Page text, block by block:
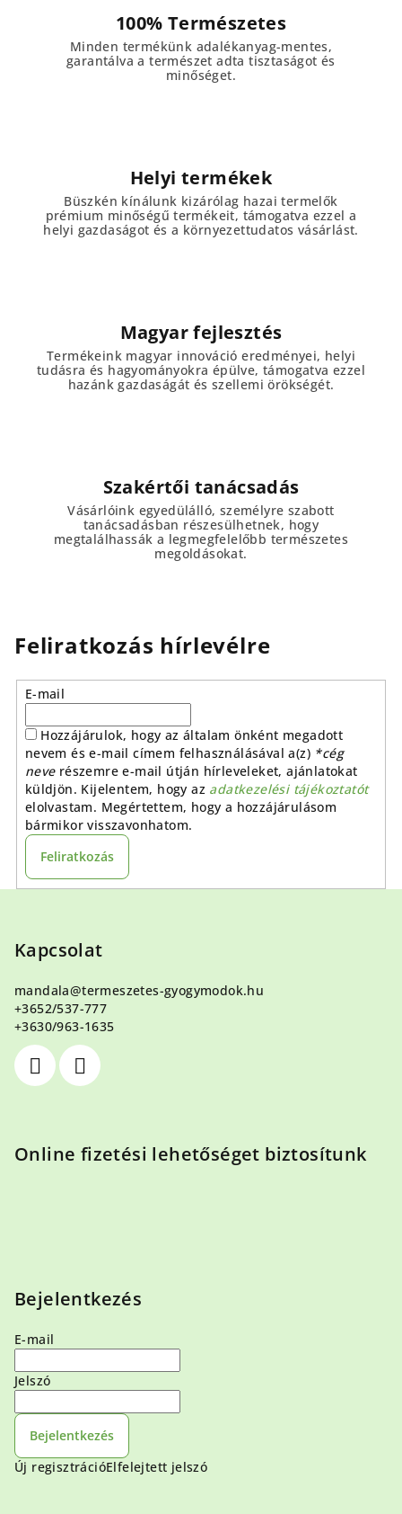
t
á
s
e
i
100% Természetes
Minden termékünk adalékanyag-mentes,
garantálva a természet adta tisztaságot és
minőséget.
Helyi termékek
Büszkén kínálunk kizárólag hazai termelők
prémium minőségű termékeit, támogatva ezzel a
helyi gazdaságot és a környezettudatos vásárlást.
Magyar fejlesztés
Termékeink magyar innováció eredményei, helyi
tudásra és hagyományokra épülve, támogatva ezzel
hazánk gazdaságát és szellemi örökségét.
Szakértői tanácsadás
Vásárlóink egyedülálló, személyre szabott
tanácsadásban részesülhetnek, hogy
megtalálhassák a legmegfelelőbb természetes
megoldásokat.
Feliratkozás hírlevélre
E-mail
Hozzájárulok, hogy az általam önként megadott
nevem és e-mail címem felhasználásával a(z) *cég
neverészemre e-mail útján hírleveleket, ajánlatokat
küldjön. Kijelentem, hogy az adatkezelési tájékoztatót
elolvastam. Megértettem, hogy a hozzájárulásom
bármikor visszavonhatom.
Feliratkozás
Kapcsolat
mandala@termeszetes-gyogymodok.hu
+3652/537-777
+3630/963-1635
Online fizetési lehetőséget biztosítunk
Bejelentkezés
E-mail
Jelszó
Bejelentkezés
Új regisztrációElfelejtett jelszó